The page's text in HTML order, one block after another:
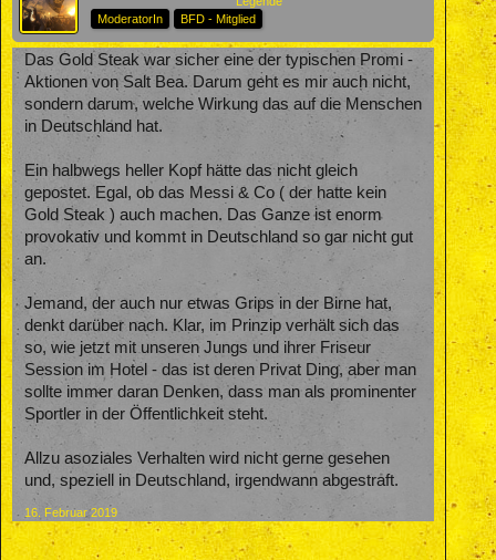
ModeratorIn
BFD - Mitglied
Das Gold Steak war sicher eine der typischen Promi -
Aktionen von Salt Bea. Darum geht es mir auch nicht,
sondern darum, welche Wirkung das auf die Menschen
in Deutschland hat.
Ein halbwegs heller Kopf hätte das nicht gleich
gepostet. Egal, ob das Messi & Co ( der hatte kein
Gold Steak ) auch machen. Das Ganze ist enorm
provokativ und kommt in Deutschland so gar nicht gut
an.
Jemand, der auch nur etwas Grips in der Birne hat,
denkt darüber nach. Klar, im Prinzip verhält sich das
so, wie jetzt mit unseren Jungs und ihrer Friseur
Session im Hotel - das ist deren Privat Ding, aber man
sollte immer daran Denken, dass man als prominenter
Sportler in der Öffentlichkeit steht.
Allzu asoziales Verhalten wird nicht gerne gesehen
und, speziell in Deutschland, irgendwann abgestraft.
16. Februar 2019